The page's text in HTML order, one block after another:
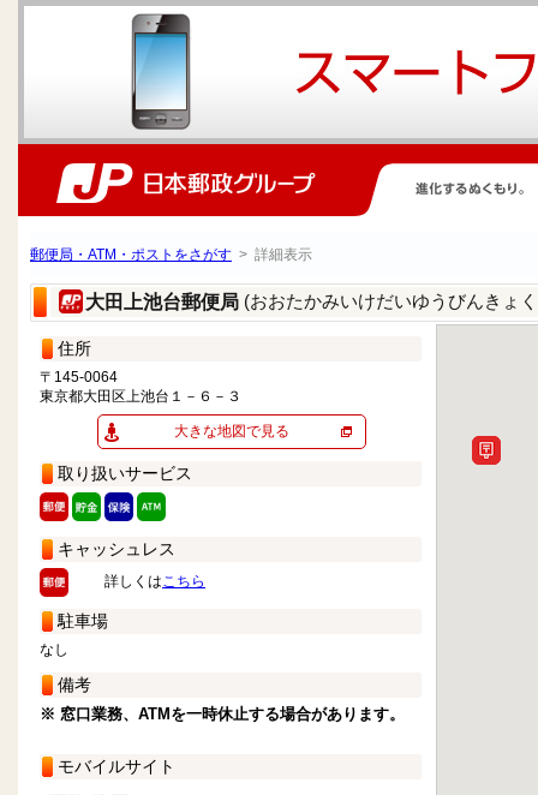
郵便局・ATM・ポストをさがす > 詳細表示
大田上池台郵便局 (おおたかみいけだいゆうびんきょ
住所
〒145-0064
東京都大田区上池台１－６－３
大きな地図で見る
取り扱いサービス
キャッシュレス
詳しくはこちら
駐車場
なし
備考
※ 窓口業務、ATMを一時休止する場合があります。
モバイルサイト